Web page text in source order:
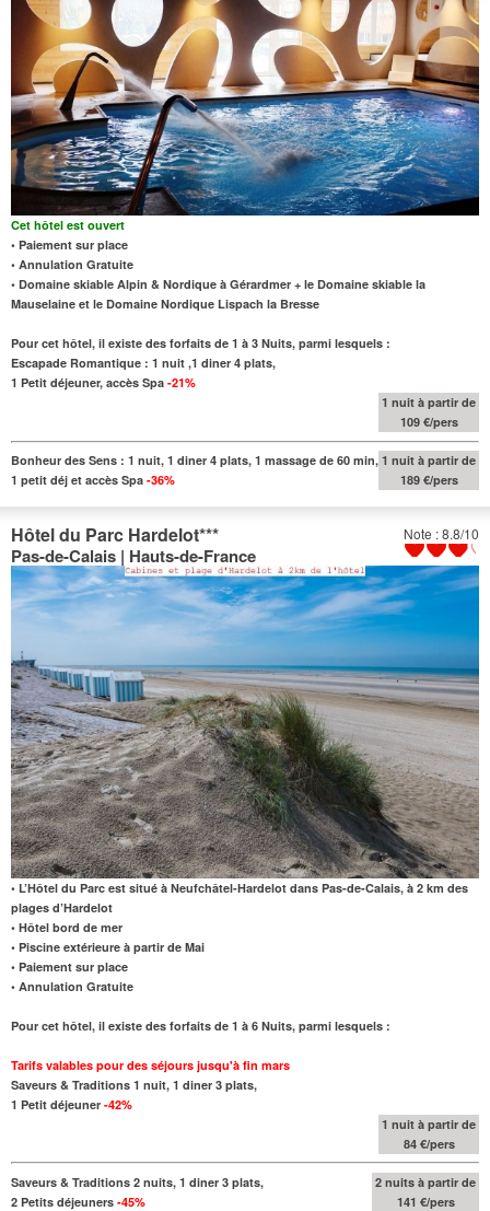
Cet hôtel est ouvert
• Paiement sur place
• Annulation Gratuite
• Domaine skiable Alpin & Nordique à Gérardmer + le Domaine skiable la
Mauselaine et le Domaine Nordique Lispach la Bresse
Pour cet hôtel, il existe des forfaits de 1 à 3 Nuits, parmi lesquels :
Escapade Romantique : 1 nuit ,1 diner 4 plats,
1 Petit déjeuner, accès Spa -21%
1 nuit à partir de
109 €/pers
Bonheur des Sens : 1 nuit, 1 diner 4 plats, 1 massage de 60 min,
1 petit déj et accès Spa -36%
1 nuit à partir de
189 €/pers
Note : 8.8/10
Hôtel du Parc Hardelot***
Pas-de-Calais | Hauts-de-France
• L’Hôtel du Parc est situé à Neufchâtel-Hardelot dans Pas-de-Calais, à 2 km des
plages d’Hardelot
• Hôtel bord de mer
• Piscine extérieure à partir de Mai
• Paiement sur place
• Annulation Gratuite
Pour cet hôtel, il existe des forfaits de 1 à 6 Nuits, parmi lesquels :
Tarifs valables pour des séjours jusqu'à fin mars
Saveurs & Traditions 1 nuit, 1 diner 3 plats,
1 Petit déjeuner -42%
1 nuit à partir de
84 €/pers
Saveurs & Traditions 2 nuits, 1 diner 3 plats,
2 Petits déjeuners -45%
2 nuits à partir de
141 €/pers